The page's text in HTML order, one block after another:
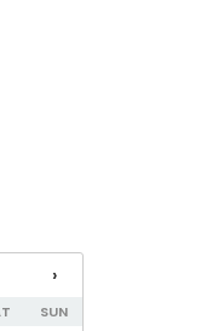
›
SUN